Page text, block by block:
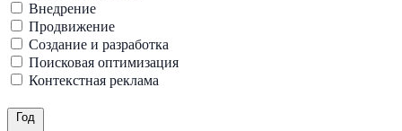
Внедрение
Продвижение
Создание и разработка
Поисковая оптимизация
Контекстная реклама
Год